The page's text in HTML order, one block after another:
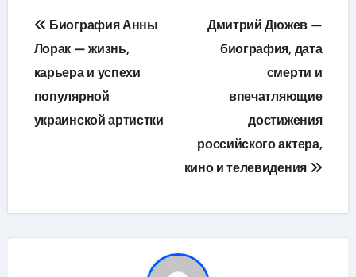
Навигация
по
записям
Биография Анны
Лорак — жизнь,
карьера и успехи
популярной
украинской артистки
Дмитрий Дюжев —
биография, дата
смерти и
впечатляющие
достижения
российского актера,
кино и телевидения